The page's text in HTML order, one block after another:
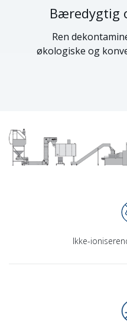
Bæredygtig
Ren
økologiske og
Ikke-